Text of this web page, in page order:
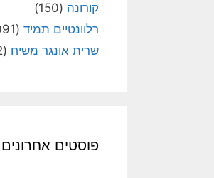
קורונה (150)
רלוונטיים תמיד (4,091)
שרית אונגר משיח (72)
פוסטים אחרונים